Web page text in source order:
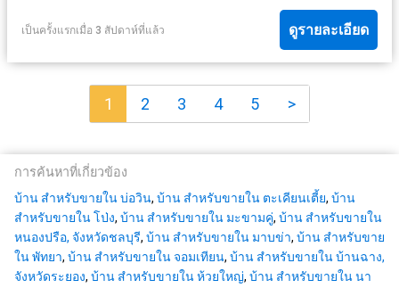
เป็นครั้งแรกเมื่อ 3 สัปดาห์ที่แล้ว ดูรายละเอียด
1 2 3 4 5 >
การค้นหาที่เกี่ยวข้อง
บ้าน สำหรับขายใน บ่อวิน, บ้าน สำหรับขายใน ตะเคียนเตี้ย, บ้าน
สำหรับขายใน โป่ง, บ้าน สำหรับขายใน มะขามคู่, บ้าน สำหรับขายใน
หนองปรือ, จังหวัดชลบุรี, บ้าน สำหรับขายใน มาบข่า, บ้าน สำหรับขาย
ใน พัทยา, บ้าน สำหรับขายใน จอมเทียน, บ้าน สำหรับขายใน บ้านฉาง,
จังหวัดระยอง, บ้าน สำหรับขายใน ห้วยใหญ่, บ้าน สำหรับขายใน นา